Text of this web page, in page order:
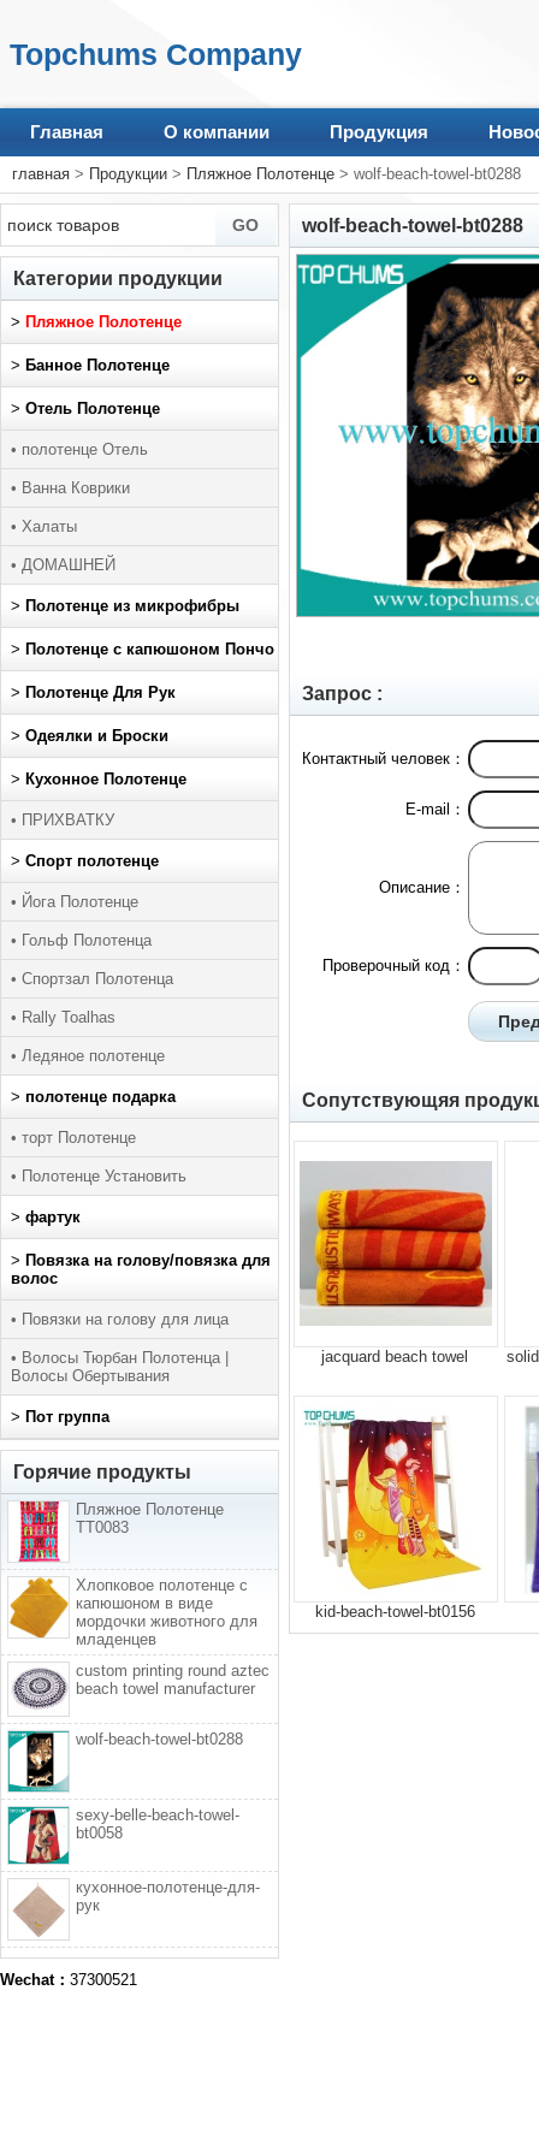
Topchums Company
Главная О компании Продукция
главная > Продукции > Пляжное Полотенце > wolf-beach-towel-bt0288
wolf-beach-towel-bt0288
Запрос :
Контактный человек：
E-mail：
Описание：
Проверочный код：
Сопутствующяя
jacquard beach towel
kid-beach-towel-bt0156
Категории продукции
> Пляжное Полотенце
> Банное Полотенце
> Отель Полотенце
• полотенце Отель
• Ванна Коврики
• Халаты
• ДОМАШНЕЙ
> Полотенце из микрофибры
> Полотенце с капюшоном Пончо
> Полотенце Для Рук
> Одеялки и Броски
> Кухонное Полотенце
• ПРИХВАТКУ
> Спорт полотенце
• Йога Полотенце
• Гольф Полотенца
• Спортзал Полотенца
• Rally Toalhas
• Ледяное полотенце
> полотенце подарка
• торт Полотенце
• Полотенце Установить
> фартук
> Повязка на голову/повязка для
волос
• Повязки на голову для лица
• Волосы Тюрбан Полотенца |
Волосы Обертывания
> Пот группа
Горячие продукты
Пляжное Полотенце
TT0083
Хлопковое полотенце с
капюшоном в виде
мордочки животного для
младенцев
custom printing round aztec
beach towel manufacturer
wolf-beach-towel-bt0288
sexy-belle-beach-towel-
bt0058
кухонное-полотенце-для-
рук
Wechat： 37300521